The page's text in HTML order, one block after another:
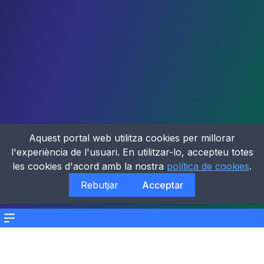
Menu
Aquest portal web utilitza cookies per millorar
l'experiència de l'usuari. En utilitzar-lo, accepteu totes
les cookies d'acord amb la nostra política de cookies.
Rebutjar
Acceptar